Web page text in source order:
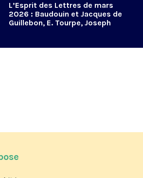
L’Esprit des Lettres de mars
2026 : Baudouin et Jacques de
Guillebon, E. Tourpe, Joseph